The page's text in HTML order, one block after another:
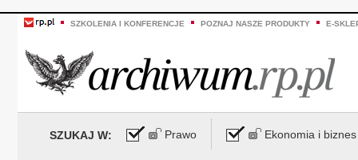
SZKOLENIA I KONFERENCJE POZNAJ NASZE PRODUKTY E-
SZUKAJ W: Prawo Ekonomia i biznes